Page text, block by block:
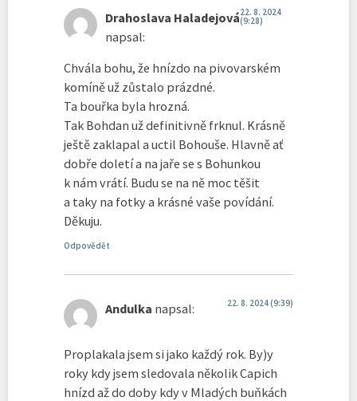
Drahoslava Haladejová
napsal:
22. 8. 2024
(9:28)
Chvála bohu, že hnízdo na pivovarském
komíně už zůstalo prázdné.
Ta bouřka byla hrozná.
Tak Bohdan už definitivně frknul. Krásně
ještě zaklapal a uctil Bohouše. Hlavně ať
dobře doletí a na jaře se s Bohunkou
k nám vrátí. Budu se na ně moc těšit
a taky na fotky a krásné vaše povídání.
Děkuju.
Odpovědět
Andulka napsal: 22. 8. 2024 (9:39)
Proplakala jsem si jako každý rok. By)y
roky kdy jsem sledovala několik Capich
hnízd až do doby kdy v Mladých buňkách